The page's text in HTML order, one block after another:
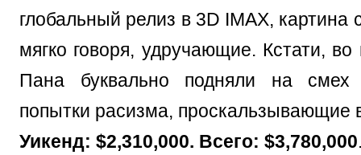
глобальный релиз в 3D IMAX,
мягко говоря, удручающие. Кстати, во
Пана буквально подняли на смех
попытки расизма, проскальзывающие
Уикенд: $2,310,000. Всего: $3,780,000